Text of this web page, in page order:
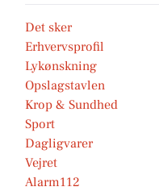
Det sker
Erhvervsprofil
Lykønskning
Opslagstavlen
Krop & Sundhed
Sport
Dagligvarer
Vejret
Alarm112